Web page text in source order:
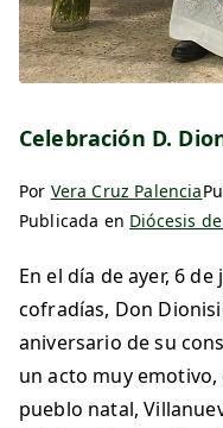
Celebración D.
Por Vera Cruz Palencia
Publicada en Diócesis
En el día de ayer, 6
cofradías, Don
aniversario de su
un acto muy emotivo,
pueblo natal,